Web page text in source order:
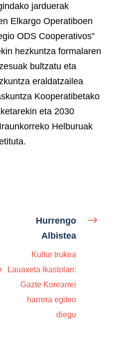
jarduerak
Elkargo Operatiboen
ODS Cooperativos”
hezkuntza formalaren
bultzatu eta
eraldatzailea
Kooperatibetako
eta 2030
Helburuak
Hurrengo
Albistea
Kultur trukea
Lauaxeta Ikastolan:
Gazte Korearrei
harrera egiten
diegu